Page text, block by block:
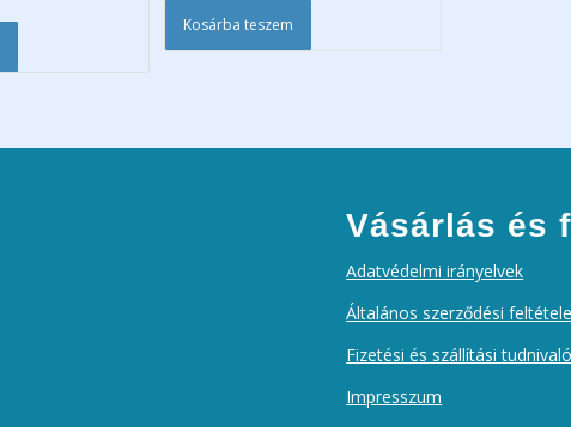
Kosárba teszem
Vásárlás és
Adatvédelmi irányelvek
Általános szerződési
Fizetési és szállítási
Impresszum